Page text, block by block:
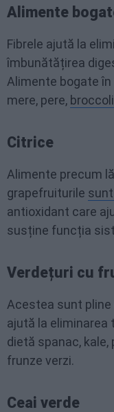
Alimente
Fibrele ajută la
îmbunătățirea
Alimente bogate
mere, pere, broccoli
Citrice
Alimente precum
grapefruiturile
antioxidant care
susține funcția
Verdețuri cu
Acestea sunt
ajută la eliminarea
dietă spanac,
frunze verzi.
Ceai verde